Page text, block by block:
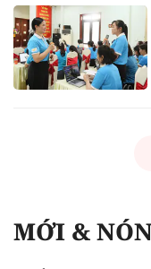
MỚI &